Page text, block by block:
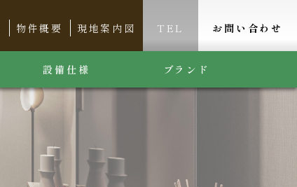
物件概要 現地案内図 TEL お問い合わせ
設備仕様 ブランド